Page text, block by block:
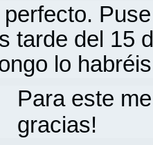
tarde del 15
lo
Para este
gracias!